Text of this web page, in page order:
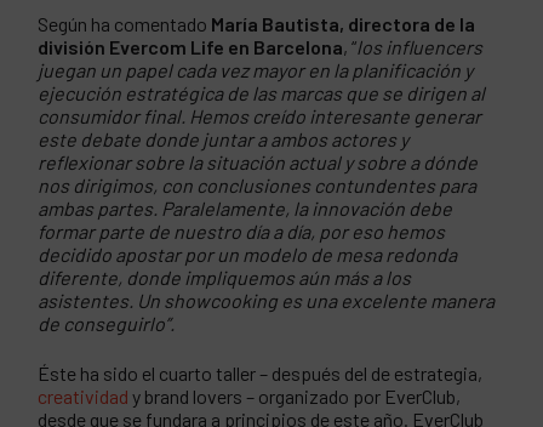
Según ha comentado María Bautista, directora de la
división Evercom Life en Barcelona, “los influencers
juegan un papel cada vez mayor en la planificación y
ejecución estratégica de las marcas que se dirigen al
consumidor final. Hemos creído interesante generar
este debate donde juntar a ambos actores y
reflexionar sobre la situación actual y sobre a dónde
nos dirigimos, con conclusiones contundentes para
ambas partes. Paralelamente, la innovación debe
formar parte de nuestro día a día, por eso hemos
decidido apostar por un modelo de mesa redonda
diferente, donde impliquemos aún más a los
asistentes. Un showcooking es una excelente manera
de conseguirlo”.
Éste ha sido el cuarto taller – después del de estrategia,
creatividad y brand lovers – organizado por EverClub,
desde que se fundara a principios de este año. EverClub